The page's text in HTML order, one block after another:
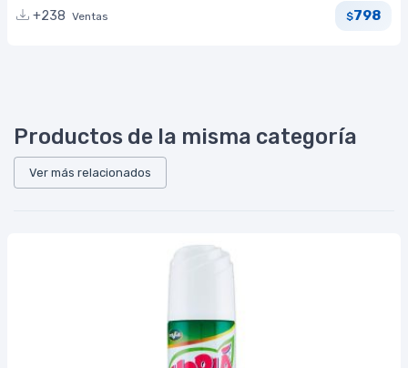
+238 Ventas $798
Productos de la misma categoría
Ver más relacionados